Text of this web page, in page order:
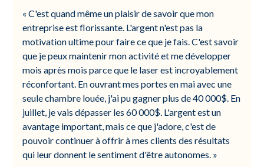
« C'est quand même un plaisir de savoir que mon
entreprise est florissante. L'argent n'est pas la
motivation ultime pour faire ce que je fais. C'est savoir
que je peux maintenir mon activité et me développer
mois après mois parce que le laser est incroyablement
réconfortant. En ouvrant mes portes en mai avec une
seule chambre louée, j'ai pu gagner plus de 40 000$. En
juillet, je vais dépasser les 60 000$. L'argent est un
avantage important, mais ce que j'adore, c'est de
pouvoir continuer à offrir à mes clients des résultats
qui leur donnent le sentiment d'être autonomes. »